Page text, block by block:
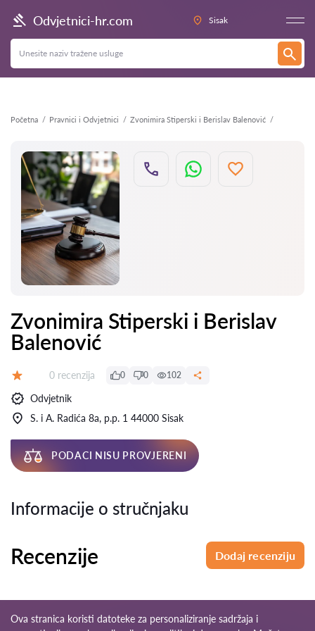
Odvjetnici-hr.com Sisak
Početna Pravnici i Odvjetnici Zvonimira Stiperski i Berislav Balenović
Natrag
Zvonimira Stiperski i Berislav
Balenović
Recenzija:
0 recenzija 0 0 102
Odvjetnik
S. i A. Radića 8a, p.p. 1 44000 Sisak
PODACI NISU PROVJERENI
Informacije o stručnjaku
Recenzije Dodaj recenziju
Ova stranica koristi datoteke za personaliziranje sadržaja i